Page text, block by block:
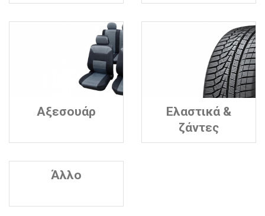
Αξεσουάρ
Ελαστικά &
ζάντες
Άλλο